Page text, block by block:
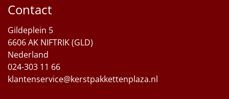
Contact
Gildeplein 5
6606 AK NIFTRIK (GLD)
Nederland
024-303 11 66
klantenservice@kerstpakkettenplaza.nl